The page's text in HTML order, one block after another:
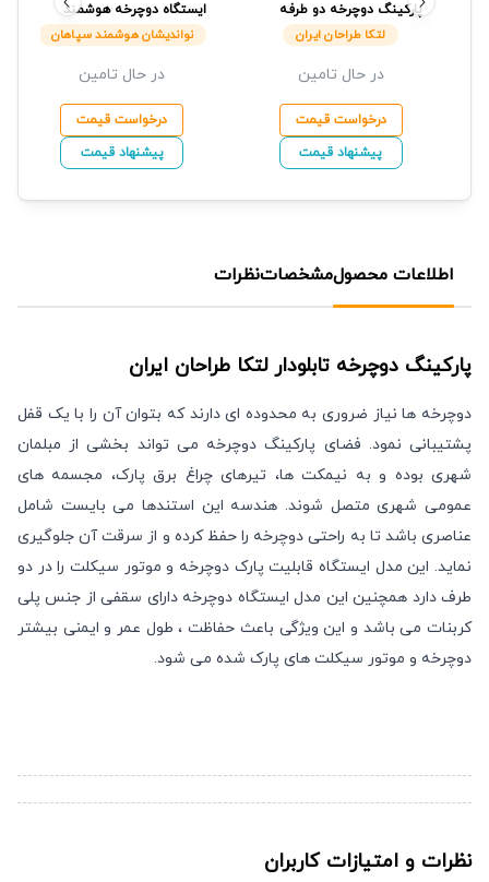
پارکینگ دوچرخه دو طرفه
لتکا طراحان ایران
لتکا طراحان ایران
در حال تامین
درخواست قیمت
پیشنهاد قیمت
ایستگاه دوچرخه هوشمند
نواندیشان هوشمند سپاهان
نواندیشان هوشمند سپاهان
در حال تامین
درخواست قیمت
پیشنهاد قیمت
اطلاعات محصولمشخصاتنظرات
پارکینگ دوچرخه تابلودار لتکا طراحان ایران
دوچرخه ها نیاز ضروری به محدوده ای دارند که بتوان آن را با یک قفل
پشتیبانی نمود. فضای پارکینگ دوچرخه می تواند بخشی از مبلمان
شهری بوده و به نیمکت ها، تیرهای چراغ برق پارک، مجسمه های
عمومی شهری متصل شوند. هندسه این استندها می بایست شامل
عناصری باشد تا به راحتی دوچرخه را حفظ کرده و از سرقت آن جلوگیری
نماید. این مدل ایستگاه قابلیت پارک دوچرخه و موتور سیکلت را در دو
طرف دارد همچنین این مدل ایستگاه دوچرخه دارای سقفی از جنس پلی
کربنات می باشد و این ویژگی باعث حفاظت ، طول عمر و ایمنی بیشتر
دوچرخه و موتور سیکلت های پارک شده می شود.
نظرات و امتیازات کاربران